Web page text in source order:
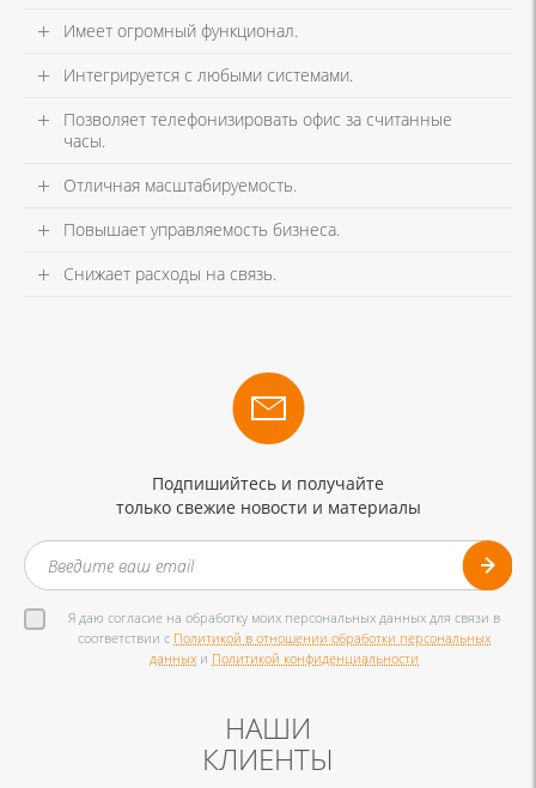
Имеет огромный функционал.
Интегрируется с любыми системами.
Позволяет телефонизировать офис за считанные
часы.
Отличная масштабируемость.
Повышает управляемость бизнеса.
Снижает расходы на связь.
Подпишийтесь и получайте
только свежие новости и материалы
Я даю согласие на обработку моих персональных данных для связи в
соответствии с Политикой в отношении обработки персональных
данных и Политикой конфиденциальности
НАШИ
КЛИЕНТЫ